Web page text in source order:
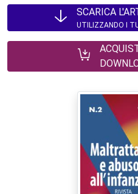
SCARICA
UTILIZZANDO I